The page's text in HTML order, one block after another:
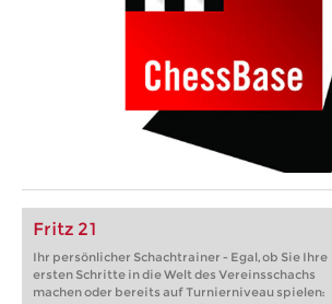
Fritz 21
Ihr persönlicher Schachtrainer - Egal, ob Sie Ihre
ersten Schritte in die Welt des Vereinsschachs
machen oder bereits auf Turnierniveau spielen: